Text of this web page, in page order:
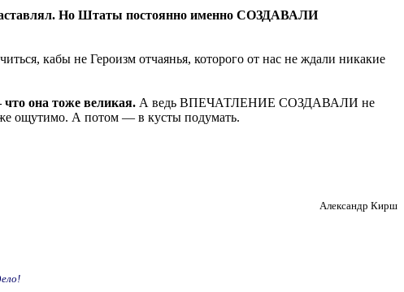
заставлял. Но Штаты постоянно именно СОЗДАВАЛИ
кабы не Героизм отчаянья, которого от нас не ждали никакие
она тоже великая. А ведь ВПЕЧАТЛЕНИЕ СОЗДАВАЛИ не
же ощутимо. А потом — в кусты подумать.
Александр Кирш